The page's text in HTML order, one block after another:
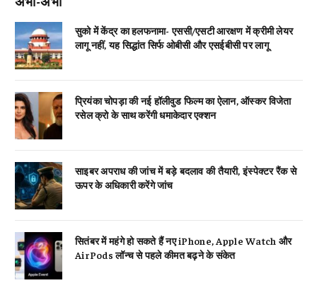
सुको में केंद्र का हलफनामा- एससी/एसटी आरक्षण में क्रीमी लेयर
लागू नहीं, यह सिद्धांत सिर्फ ओबीसी और एसईबीसी पर लागू
प्रियंका चोपड़ा की नई हॉलीवुड फिल्म का ऐलान, ऑस्कर विजेता
रसेल क्रो के साथ करेंगी धमाकेदार एक्शन
साइबर अपराध की जांच में बड़े बदलाव की तैयारी, इंस्पेक्टर रैंक से
ऊपर के अधिकारी करेंगे जांच
सितंबर में महंगे हो सकते हैं नए iPhone, Apple Watch और
AirPods लॉन्च से पहले कीमत बढ़ने के संकेत